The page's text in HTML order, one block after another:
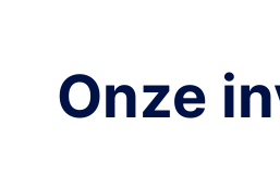
Onze